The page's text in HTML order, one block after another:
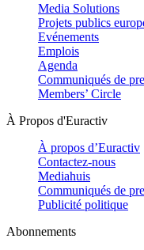
Media Solutions
Projets publics
Evénements
Emplois
Agenda
Communiqués de
Members’ Circle
À Propos d'Euractiv
À propos d’Euractiv
Contactez-nous
Mediahuis
Communiqués de
Publicité politique
Abonnements